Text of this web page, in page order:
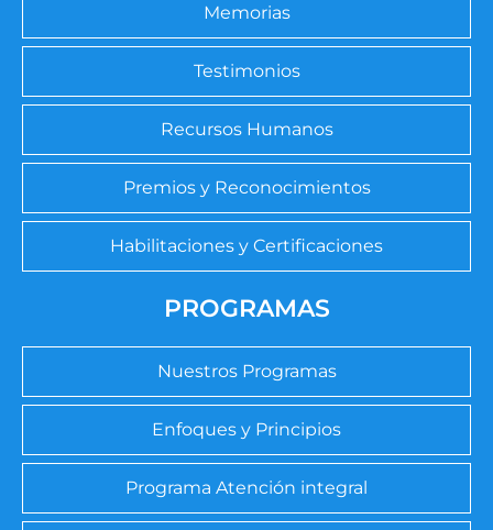
Memorias
Testimonios
Recursos Humanos
Premios y Reconocimientos
Habilitaciones y Certificaciones
PROGRAMAS
Nuestros Programas
Enfoques y Principios
Programa Atención integral